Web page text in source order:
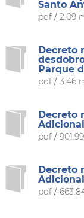
Santo
pdf/ 2.09
Decreto
Parque
pdf/ 3.46
Decreto
pdf/
Decreto
pdf/